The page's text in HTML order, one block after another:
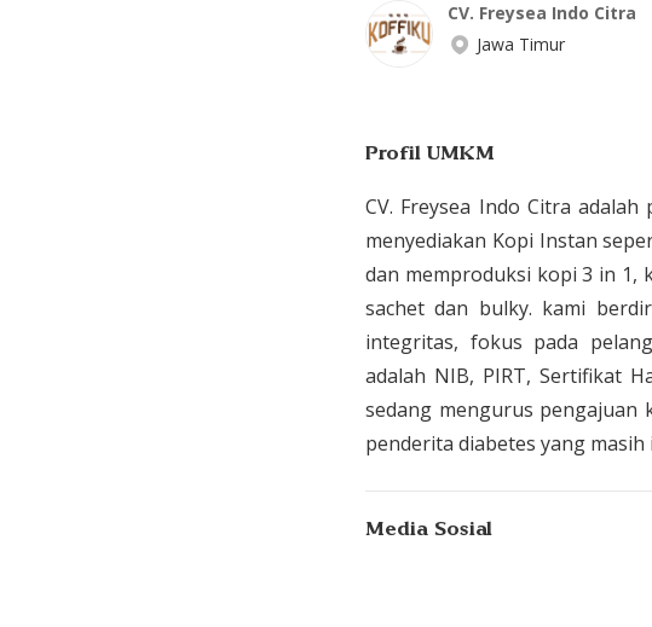
CV. Freysea Indo Citra
Jawa Timur
Profil UMKM
CV. Freysea Indo Citra
menyediakan Kopi Instan
dan memproduksi kopi 3 in 1,
sachet dan bulky. kami
integritas, fokus pada
adalah NIB, PIRT, Sertifikat
sedang mengurus pengajuan
penderita diabetes yang
Media Sosial